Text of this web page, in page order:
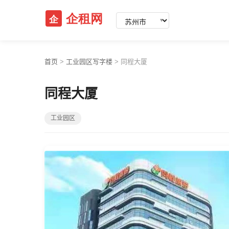
▼
首页 > 工业园区写字楼 > 同程大厦
同程大厦
工业园区